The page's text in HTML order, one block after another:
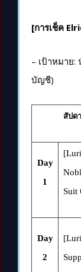
[การเช็ค
– เป้าหมาย
บัญชี)
สัปด
Day
1
Suit
Day
2